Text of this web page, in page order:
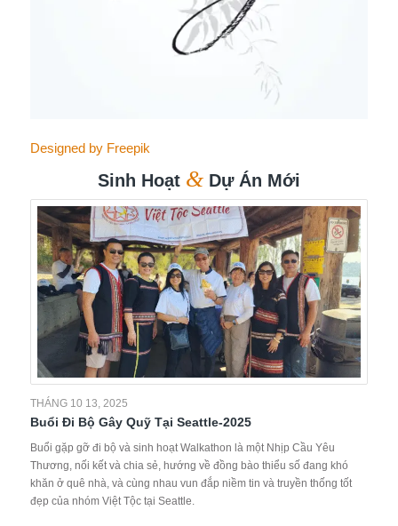
Designed by Freepik
Sinh Hoạt &Dự Án Mới
THÁNG 10 13, 2025
Buổi Đi Bộ Gây Quỹ Tại Seattle-2025
Buổi gặp gỡ đi bộ và sinh hoạt Walkathon là một Nhịp Cầu Yêu
Thương, nối kết và chia sẻ, hướng về đồng bào thiểu số đang khó
khăn ở quê nhà, và cùng nhau vun đắp niềm tin và truyền thống tốt
đẹp của nhóm Việt Tộc tại Seattle.